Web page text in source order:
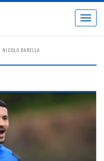
Toggle
NICOLO BARELLA